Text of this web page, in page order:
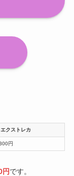
エクストレカ
円
円です。